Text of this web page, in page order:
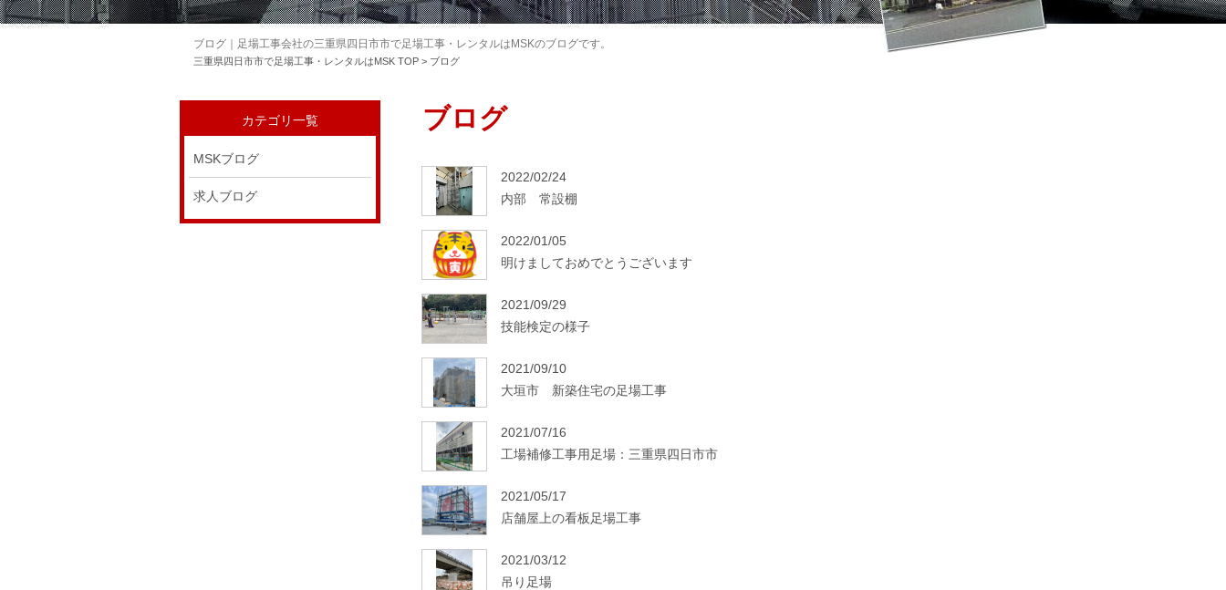
ブログ｜足場工事会社の三重県四日市市で足場工事・レンタルはMSKのブログです。
三重県四日市市で足場工事・レンタルはMSK TOP > ブログ
ブログ
2022/02/24
内部 常設棚
2022/01/05
明けましておめでとうございます
2021/09/29
技能検定の様子
2021/09/10
大垣市 新築住宅の足場工事
2021/07/16
工場補修工事用足場：三重県四日市市
2021/05/17
店舗屋上の看板足場工事
2021/03/12
吊り足場
カテゴリ一覧
MSKブログ
求人ブログ